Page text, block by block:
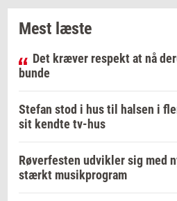
Mest læste
Det kræver respekt at nå
bunde
Stefan stod i hus til halsen i
sit kendte tv-hus
Røverfesten udvikler sig med
stærkt musikprogram